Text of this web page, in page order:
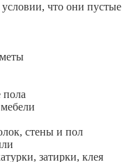
что они пустые
пола
стены и пол
затирки, клея